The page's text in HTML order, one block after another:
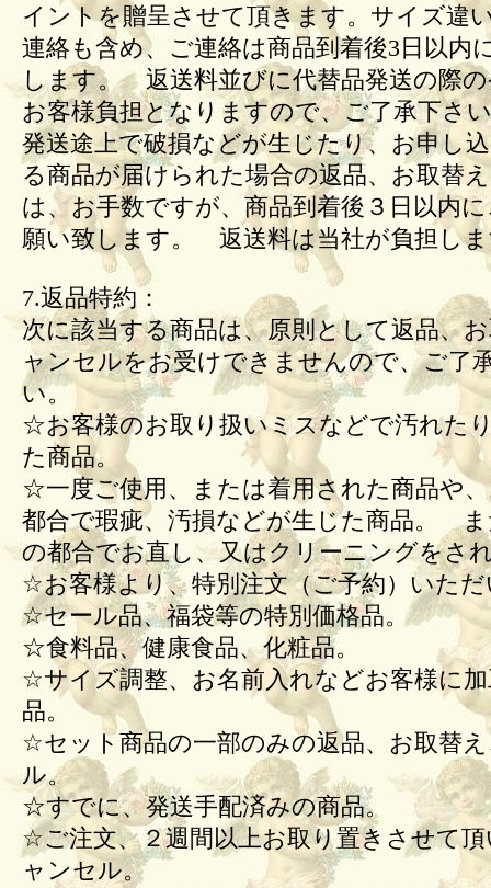
イントを贈呈させて頂きます。サイズ違
連絡も含め、ご連絡は商品到着後3日以内
します。 返送料並びに代替品発送の際の
お客様負担となりますので、ご了承下さ
発送途上で破損などが生じたり、お申し
る商品が届けられた場合の返品、お取替
は、お手数ですが、商品到着後３日以内
願い致します。 返送料は当社が負担し
7.返品特約：
次に該当する商品は、原則として返品、
ャンセルをお受けできませんので、ご了
い。
☆お客様のお取り扱いミスなどで汚れた
た商品。
☆一度ご使用、または着用された商品や
都合で瑕疵、汚損などが生じた商品。
の都合でお直し、又はクリーニングをさ
☆お客様より、特別注文（ご予約）いた
☆セール品、福袋等の特別価格品。
☆食料品、健康食品、化粧品。
☆サイズ調整、お名前入れなどお客様に
品。
☆セット商品の一部のみの返品、お取替
ル。
☆すでに、発送手配済みの商品。
☆ご注文、２週間以上お取り置きさせて
ャンセル。